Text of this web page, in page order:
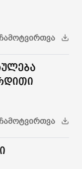
ᲩᲐᲛᲝᲢᲕᲘᲠᲗᲕᲐ
ᲩᲐᲛᲝᲢᲕᲘᲠᲗᲕᲐ